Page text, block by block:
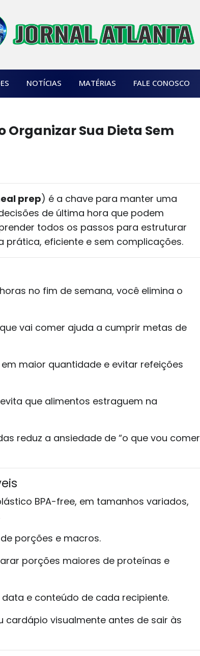
NOTÍCIAS MATÉRIAS FALE CONOSCO
Organizar Sua Dieta Sem
prep) é a chave para manter uma
de última hora que podem
todos os passos para estruturar
eficiente e sem complicações.
no fim de semana, você elimina o
vai comer ajuda a cumprir metas de
maior quantidade e evitar refeições
que alimentos estraguem na
reduz a ansiedade de “o que vou comer
BPA-free, em tamanhos variados,
porções e macros.
porções maiores de proteínas e
e conteúdo de cada recipiente.
cardápio visualmente antes de sair às